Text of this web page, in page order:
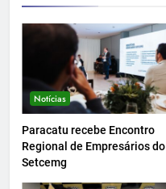
Notícias
Paracatu recebe Encontro
Regional de Empresários do
Setcemg